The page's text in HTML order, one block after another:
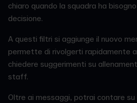
chiaro quando la squadra ha
decisione.
A questi filtri si aggiunge il nuovo
permette di rivolgerti rapidamente
chiedere suggerimenti su
staff.
Oltre ai messaggi, potrai contare su